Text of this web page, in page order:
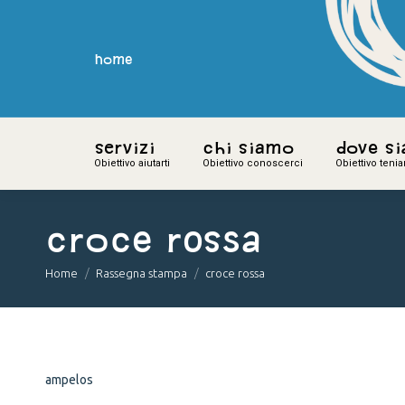
home
Servizi
Obiettivo aiutarti
Chi siamo
Obiettivo conoscerci
Dove
Obiettivo
croce rossa
You are here:
Home Rassegna stampa croce rossa
ampelos
home
Servizi
Obiettivo aiutarti
Chi siamo
Obiettivo conoscerci
Dove
Obiettivo